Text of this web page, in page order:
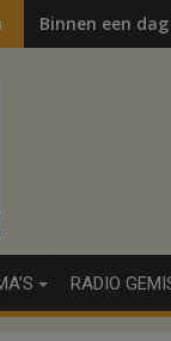
Binnen een
RADIO